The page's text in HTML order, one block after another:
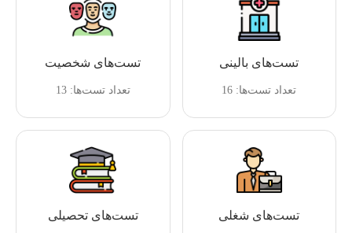
تست‌های بالینی
تعداد تست‌ها: 16
تست‌های شخصیت
تعداد تست‌ها: 13
تست‌های شغلی تست‌های تحصیلی